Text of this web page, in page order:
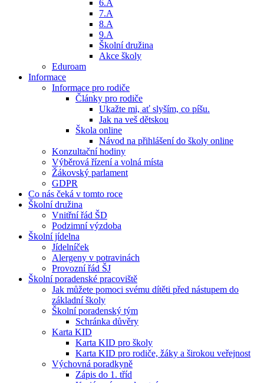
6.A
7.A
8.A
9.A
Školní družina
Akce školy
Eduroam
Informace
Informace pro rodiče
Články pro rodiče
Ukažte mi, ať slyším, co píšu.
Jak na veš dětskou
Škola online
Návod na přihlášení do školy online
Konzultační hodiny
Výběrová řízení a volná místa
Žákovský parlament
GDPR
Co nás čeká v tomto roce
Školní družina
Vnitřní řád ŠD
Podzimní výzdoba
Školní jídelna
Jídelníček
Alergeny v potravinách
Provozní řád ŠJ
Školní poradenské pracoviště
Jak můžete pomoci svému dítěti před nástupem do
základní školy
Školní poradenský tým
Schránka důvěry
Karta KID
Karta KID pro školy
Karta KID pro rodiče, žáky a širokou veřejnost
Výchovná poradkyně
Zápis do 1. tříd